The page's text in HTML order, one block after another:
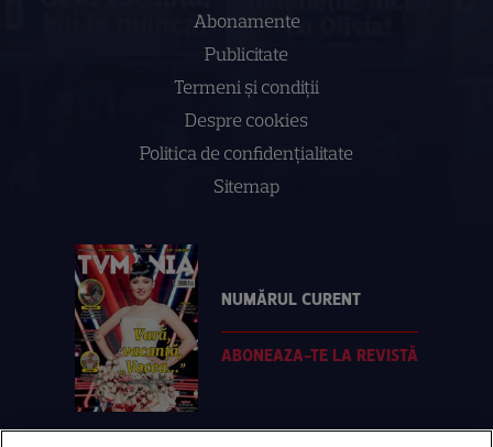
Abonamente
Publicitate
Termeni și condiții
Despre cookies
Politica de confidenţialitate
Sitemap
NUMĂRUL CURENT
ABONEAZA-TE LA REVISTĂ